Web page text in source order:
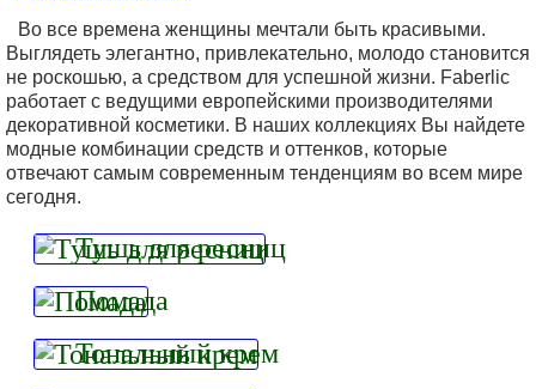
Во все времена женщины мечтали быть красивыми.
Выглядеть элегантно, привлекательно, молодо становится
не роскошью, а средством для успешной жизни. Faberlic
работает с ведущими европейскими производителями
декоративной косметики. В наших коллекциях Вы найдете
модные комбинации средств и оттенков, которые
отвечают самым современным тенденциям во всем мире
сегодня.
Тушь для ресниц
Помада
Тональный крем